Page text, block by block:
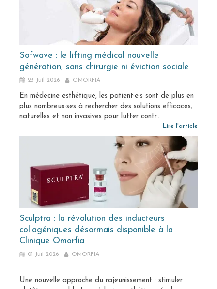
Sofwave : le lifting médical nouvelle
génération, sans chirurgie ni éviction sociale
23 Juil 2026 OMORFIA
En médecine esthétique, les patient·e·s sont de plus en
plus nombreux·ses à rechercher des solutions efficaces,
naturelles et non invasives pour lutter contr...
Lire l'article
Sculptra : la révolution des inducteurs
collagéniques désormais disponible à la
Clinique Omorfia
01 Juil 2026 OMORFIA
Une nouvelle approche du rajeunissement : stimuler